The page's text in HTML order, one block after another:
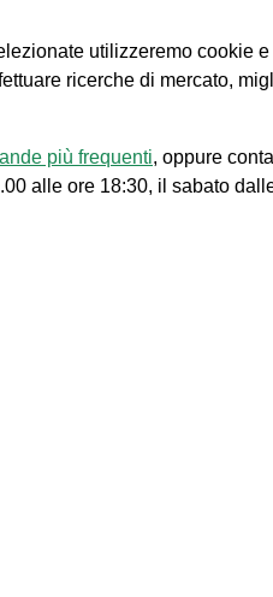
utilizzeremo cookie
ricerche di mercato,
più frequenti, oppure
alle ore 18:30, il sabato